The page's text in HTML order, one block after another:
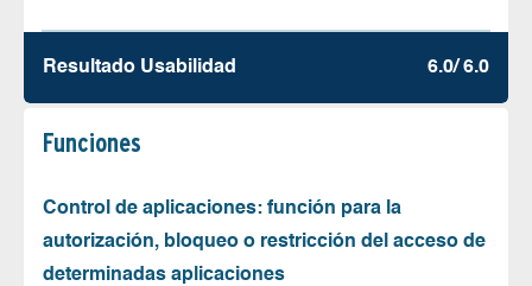
Resultado Usabilidad 6.0/ 6.0
Funciones
Control de aplicaciones: función para la
autorización, bloqueo o restricción del acceso de
determinadas aplicaciones